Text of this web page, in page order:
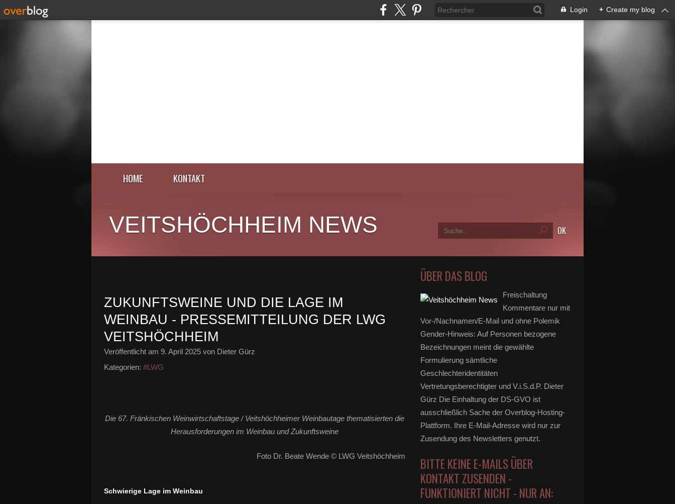
Login + Create my blog
HOME KONTAKT
VEITSHÖCHHEIM NEWS
ZUKUNFTSWEINE UND DIE LAGE IM
WEINBAU - PRESSEMITTEILUNG DER LWG
VEITSHÖCHHEIM
Veröffentlicht am 9. April 2025 von Dieter Gürz
Kategorien: #LWG
Die 67. Fränkischen Weinwirtschaftstage / Veitshöchheimer Weinbautage thematisierten die
Herausforderungen im Weinbau und Zukunftsweine
Foto Dr. Beate Wende © LWG Veitshöchheim
Schwierige Lage im Weinbau
ÜBER DAS BLOG
Freischaltung
Kommentare nur mit
Vor-/Nachnamen/E-Mail und ohne Polemik
Gender-Hinweis: Auf Personen bezogene
Bezeichnungen meint die gewählte
Formulierung sämtliche
Geschlechteridentitäten
Vertretungsberechtigter und V.i.S.d.P. Dieter
Gürz Die Einhaltung der DS-GVO ist
ausschließlich Sache der Overblog-Hosting-
Plattform. Ihre E-Mail-Adresse wird nur zur
Zusendung des Newsletters genutzt.
BITTE KEINE E-MAILS ÜBER
KONTAKT ZUSENDEN -
FUNKTIONIERT NICHT - NUR AN: